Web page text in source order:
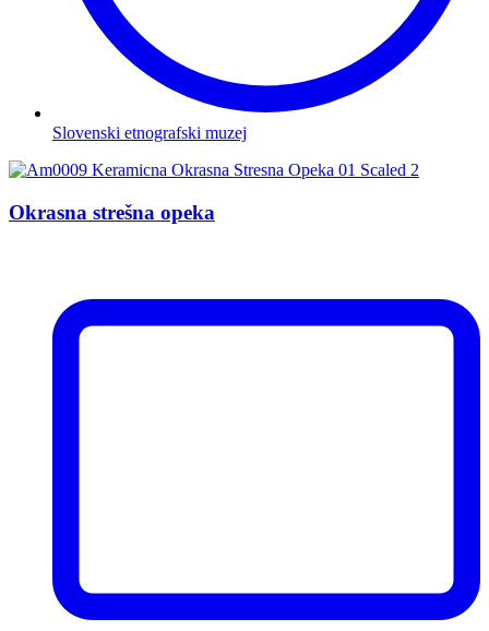
Slovenski etnografski muzej
Okrasna strešna opeka